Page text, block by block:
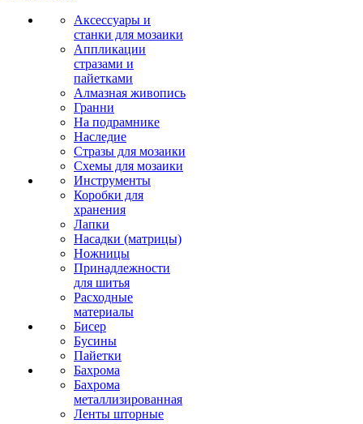
Аксессуары и
станки для мозаики
Аппликации
стразами и
пайетками
Алмазная живопись
Гранни
На подрамнике
Наследие
Стразы для мозаики
Схемы для мозаики
Инструменты
Коробки для
хранения
Лапки
Насадки (матрицы)
Ножницы
Принадлежности
для шитья
Расходные
материалы
Бисер
Бусины
Пайетки
Бахрома
Бахрома
металлизированная
Ленты шторные